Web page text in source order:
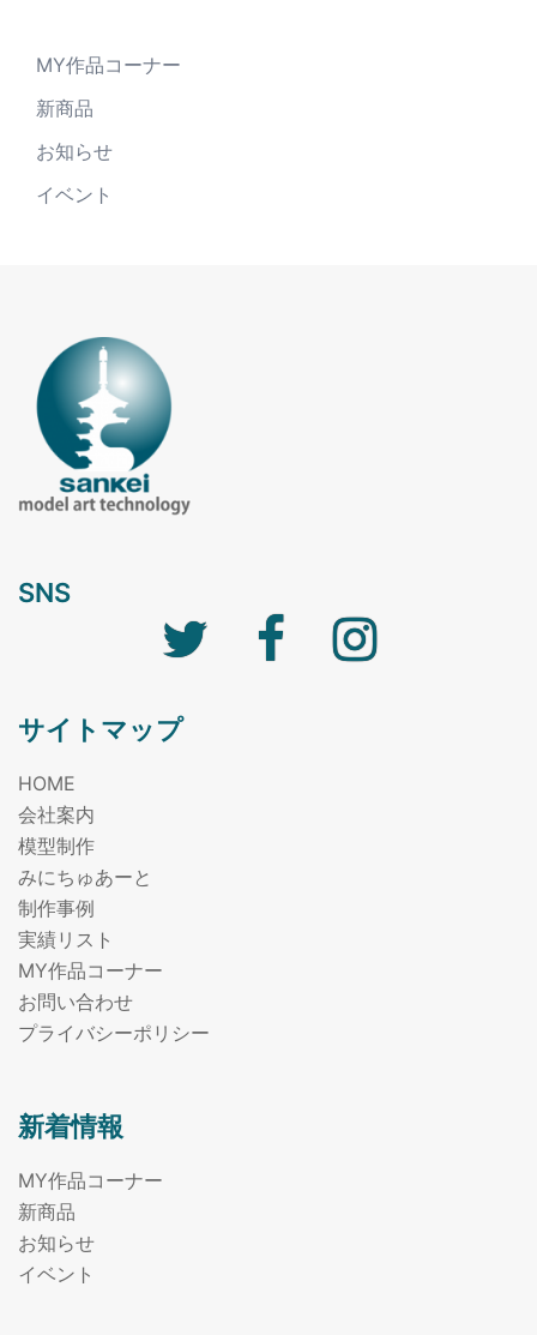
MY作品コーナー
新商品
お知らせ
イベント
SNS
サイトマップ
HOME
会社案内
模型制作
みにちゅあーと
制作事例
実績リスト
MY作品コーナー
お問い合わせ
プライバシーポリシー
新着情報
MY作品コーナー
新商品
お知らせ
イベント